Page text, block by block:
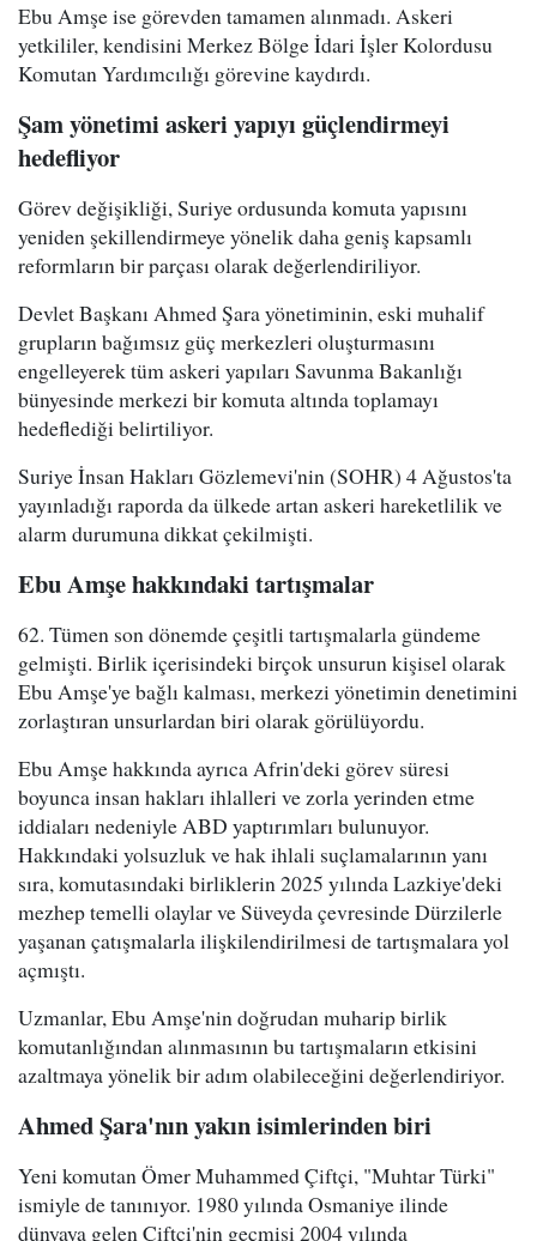
Ebu Amşe ise görevden tamamen alınmadı. Askeri
yetkililer, kendisini Merkez Bölge İdari İşler Kolordusu
Komutan Yardımcılığı görevine kaydırdı.
Şam yönetimi askeri yapıyı güçlendirmeyi
hedefliyor
Görev değişikliği, Suriye ordusunda komuta yapısını
yeniden şekillendirmeye yönelik daha geniş kapsamlı
reformların bir parçası olarak değerlendiriliyor.
Devlet Başkanı Ahmed Şara yönetiminin, eski muhalif
grupların bağımsız güç merkezleri oluşturmasını
engelleyerek tüm askeri yapıları Savunma Bakanlığı
bünyesinde merkezi bir komuta altında toplamayı
hedeflediği belirtiliyor.
Suriye İnsan Hakları Gözlemevi'nin (SOHR) 4 Ağustos'ta
yayınladığı raporda da ülkede artan askeri hareketlilik ve
alarm durumuna dikkat çekilmişti.
Ebu Amşe hakkındaki tartışmalar
62. Tümen son dönemde çeşitli tartışmalarla gündeme
gelmişti. Birlik içerisindeki birçok unsurun kişisel olarak
Ebu Amşe'ye bağlı kalması, merkezi yönetimin denetimini
zorlaştıran unsurlardan biri olarak görülüyordu.
Ebu Amşe hakkında ayrıca Afrin'deki görev süresi
boyunca insan hakları ihlalleri ve zorla yerinden etme
iddiaları nedeniyle ABD yaptırımları bulunuyor.
Hakkındaki yolsuzluk ve hak ihlali suçlamalarının yanı
sıra, komutasındaki birliklerin 2025 yılında Lazkiye'deki
mezhep temelli olaylar ve Süveyda çevresinde Dürzilerle
yaşanan çatışmalarla ilişkilendirilmesi de tartışmalara yol
açmıştı.
Uzmanlar, Ebu Amşe'nin doğrudan muharip birlik
komutanlığından alınmasının bu tartışmaların etkisini
azaltmaya yönelik bir adım olabileceğini değerlendiriyor.
Ahmed Şara'nın yakın isimlerinden biri
Yeni komutan Ömer Muhammed Çiftçi, "Muhtar Türki"
ismiyle de tanınıyor. 1980 yılında Osmaniye ilinde
dünyaya gelen Çiftçi'nin geçmişi 2004 yılında